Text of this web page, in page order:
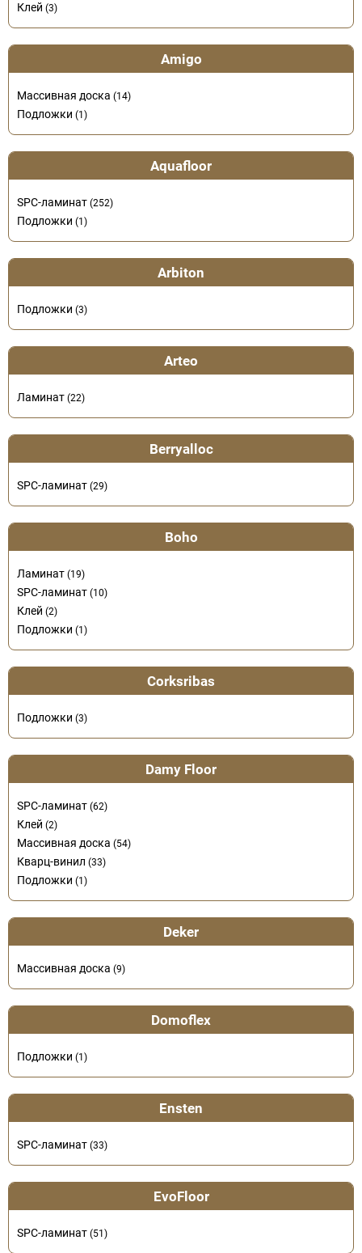
Клей (3)
Amigo
Массивная доска (14)
Подложки (1)
Aquafloor
SPC-ламинат (252)
Подложки (1)
Arbiton
Подложки (3)
Arteo
Ламинат (22)
Berryalloc
SPC-ламинат (29)
Boho
Ламинат (19)
SPC-ламинат (10)
Клей (2)
Подложки (1)
Corksribas
Подложки (3)
Damy Floor
SPC-ламинат (62)
Клей (2)
Массивная доска (54)
Кварц-винил (33)
Подложки (1)
Deker
Массивная доска (9)
Domoflex
Подложки (1)
Ensten
SPC-ламинат (33)
EvoFloor
SPC-ламинат (51)